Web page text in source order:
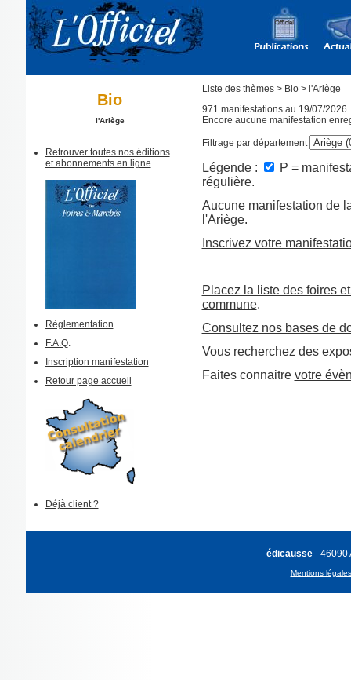
Bio
l'Ariège
Retrouver toutes nos éditions
et abonnements en ligne
Règlementation
F.A.Q.
Inscription manifestation
Retour page accueil
Déjà client ?
Liste des thèmes> Bio> l'Ariège
971 manifestations au 19/07/2026.
Encore aucune manifestation
Filtrage par département
Légende :
P =
régulière.
Aucune manifestation de
l'Ariège.
Inscrivez votre
Placez la liste des foires
commune.
Consultez nos bases de
Vous recherchez des
Faites connaitre votre
édicausse - 46090
Mentions légales